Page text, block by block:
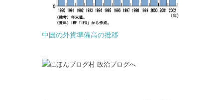
中国の外貨準備高の推移